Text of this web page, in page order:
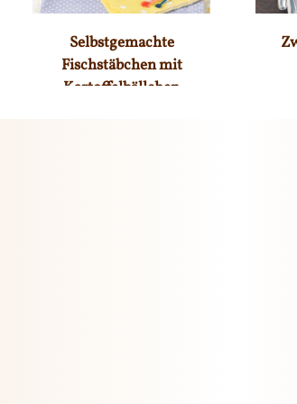
Selbstgemachte
Fischstäbchen mit
Kartoffelbällchen